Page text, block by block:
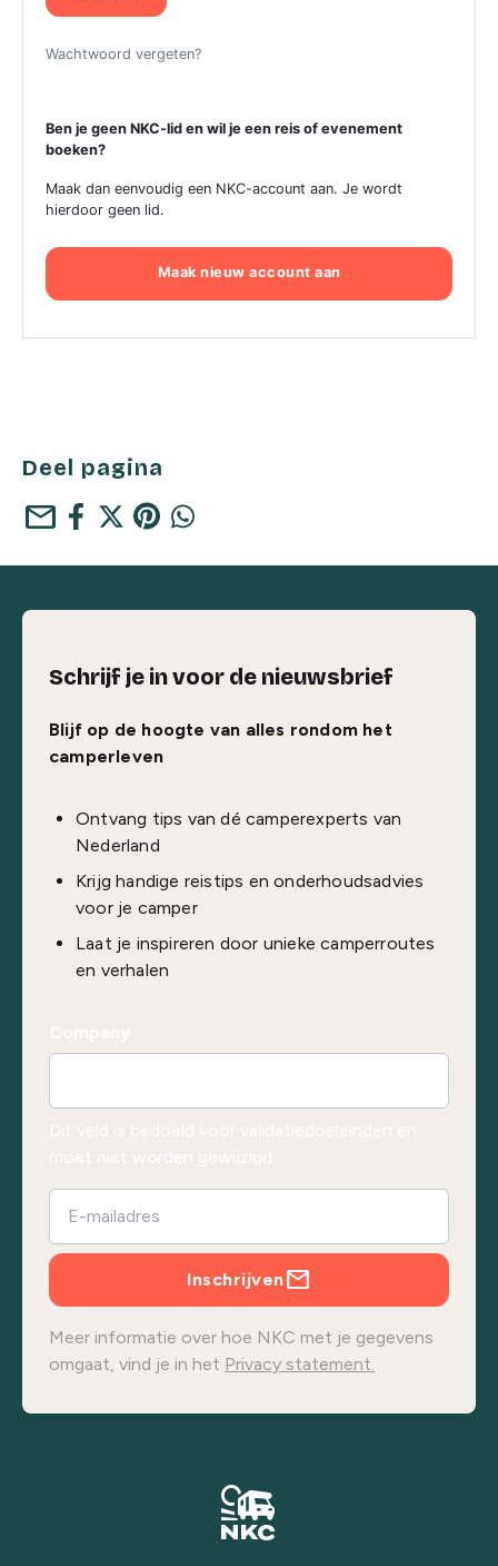
Wachtwoord vergeten?
Ben je geen NKC-lid en wil je een reis of evenement
boeken?
Maak dan eenvoudig een NKC-account aan. Je wordt
hierdoor geen lid.
Maak nieuw account aan
Deel pagina
mail
Schrijf je in voor de nieuwsbrief
Blijf op de hoogte van alles rondom het
camperleven
Ontvang tips van dé camperexperts van
Nederland
Krijg handige reistips en onderhoudsadvies
voor je camper
Laat je inspireren door unieke camperroutes
en verhalen
Inschrijven
Meer informatie over hoe NKC met je gegevens
omgaat, vind je in het Privacy statement.